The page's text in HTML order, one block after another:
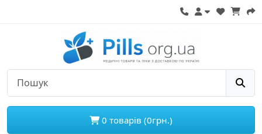
0 товарів (0грн.)